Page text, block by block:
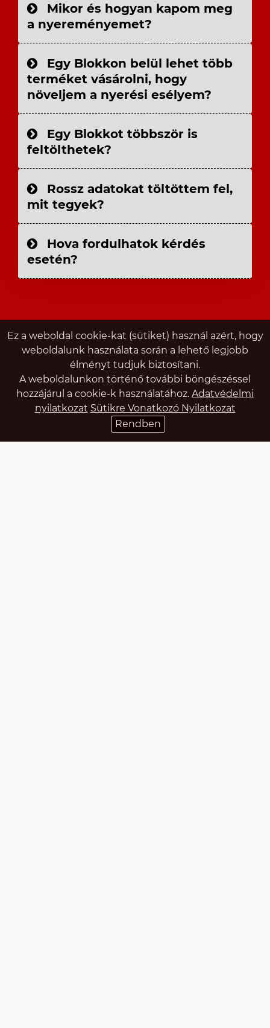
Mikor és hogyan kapom meg
a nyereményemet?
Egy Blokkon belül lehet több
terméket vásárolni, hogy
növeljem a nyerési esélyem?
Egy Blokkot többször is
feltölthetek?
Rossz adatokat töltöttem fel,
mit tegyek?
Hova fordulhatok kérdés
esetén?
Ez a weboldal cookie-kat (sütiket) használ azért, hogy
weboldalunk használata során a lehető legjobb
élményt tudjuk biztosítani.
A weboldalunkon történő további böngészéssel
hozzájárul a cookie-k használatához. Adatvédelmi
nyilatkozat Sütikre Vonatkozó Nyilatkozat
Rendben